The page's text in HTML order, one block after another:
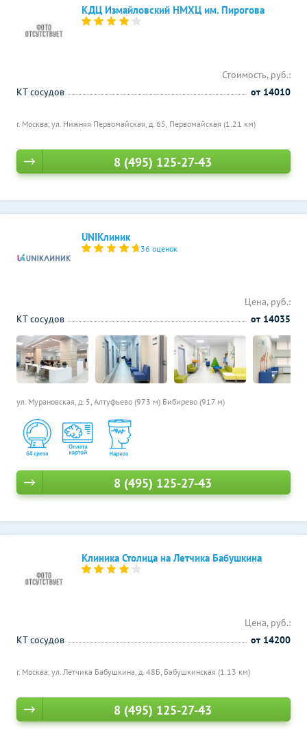
КДЦ Измайловский НМХЦ им. Пирогова
г. Москва, ул. Нижняя Первомайская, д. 65, Первомайская (1.21 км)
Стоимость, руб.:
КТ сосудов
от 14010
8 (495) 125-27-43
UNIКлиник
36 оценок
ул. Мурановская, д. 5, Алтуфьево (973 м) Бибирево (917 м)
Цена, руб.:
КТ сосудов
от 14035
8 (495) 125-27-43
Клиника Столица на Летчика Бабушкина
г. Москва, ул. Летчика Бабушкина, д. 48Б, Бабушкинская (1.13 км)
Цена, руб.:
КТ сосудов
от 14200
8 (495) 125-27-43